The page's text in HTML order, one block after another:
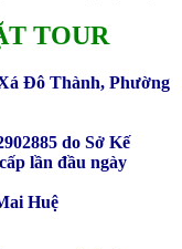
TOUR
Đô Thành, Phường
do Sở Kế
lần đầu ngày
Huệ